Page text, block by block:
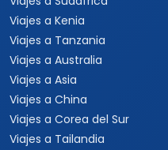
Viajes a Kenia
Viajes a Tanzania
Viajes a Australia
Viajes a Asia
Viajes a China
Viajes a Corea del Sur
Viajes a Tailandia